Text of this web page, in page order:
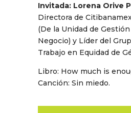
Invitada: Lorena Orive
Directora de
(De la Unidad de
Negocio) y Líder del
Trabajo en Equidad de
Libro: How much is
Canción: Sin miedo.